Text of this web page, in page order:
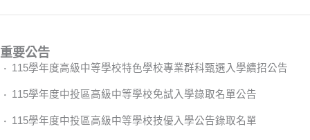
重要公告
115學年度高級中等學校特色學校專業群科甄選入學續招公告
115學年度中投區高級中等學校免試入學錄取名單公告
115學年度中投區高級中等學校技優入學公告錄取名單